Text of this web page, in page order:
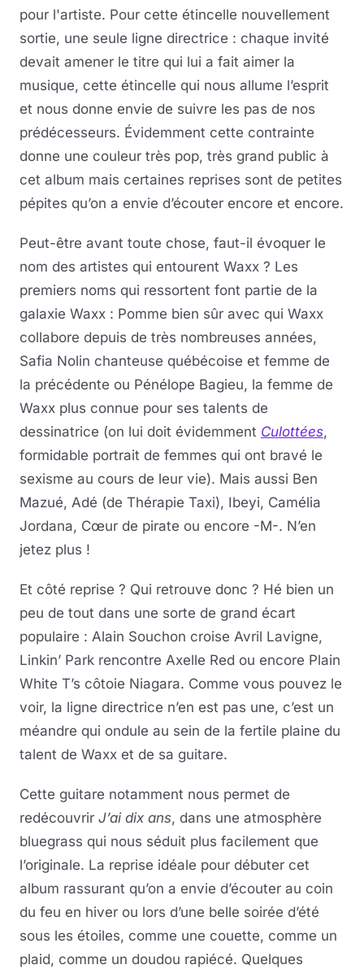
pour l'artiste. Pour cette étincelle nouvellement
sortie, une seule ligne directrice : chaque invité
devait amener le titre qui lui a fait aimer la
musique, cette étincelle qui nous allume l’esprit
et nous donne envie de suivre les pas de nos
prédécesseurs. Évidemment cette contrainte
donne une couleur très pop, très grand public à
cet album mais certaines reprises sont de petites
pépites qu’on a envie d’écouter encore et encore.
Peut-être avant toute chose, faut-il évoquer le
nom des artistes qui entourent Waxx ? Les
premiers noms qui ressortent font partie de la
galaxie Waxx : Pomme bien sûr avec qui Waxx
collabore depuis de très nombreuses années,
Safia Nolin chanteuse québécoise et femme de
la précédente ou Pénélope Bagieu, la femme de
Waxx plus connue pour ses talents de
dessinatrice (on lui doit évidemment Culottées,
formidable portrait de femmes qui ont bravé le
sexisme au cours de leur vie). Mais aussi Ben
Mazué, Adé (de Thérapie Taxi), Ibeyi, Camélia
Jordana, Cœur de pirate ou encore -M-. N’en
jetez plus !
Et côté reprise ? Qui retrouve donc ? Hé bien un
peu de tout dans une sorte de grand écart
populaire : Alain Souchon croise Avril Lavigne,
Linkin’ Park rencontre Axelle Red ou encore Plain
White T’s côtoie Niagara. Comme vous pouvez le
voir, la ligne directrice n’en est pas une, c’est un
méandre qui ondule au sein de la fertile plaine du
talent de Waxx et de sa guitare.
Cette guitare notamment nous permet de
redécouvrir J’ai dix ans, dans une atmosphère
bluegrass qui nous séduit plus facilement que
l’originale. La reprise idéale pour débuter cet
album rassurant qu’on a envie d’écouter au coin
du feu en hiver ou lors d’une belle soirée d’été
sous les étoiles, comme une couette, comme un
plaid, comme un doudou rapiécé. Quelques